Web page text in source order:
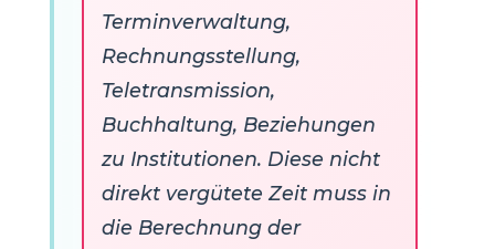
Terminverwaltung,
Rechnungsstellung,
Teletransmission,
Buchhaltung, Beziehungen
zu Institutionen. Diese nicht
direkt vergütete Zeit muss in
die Berechnung der